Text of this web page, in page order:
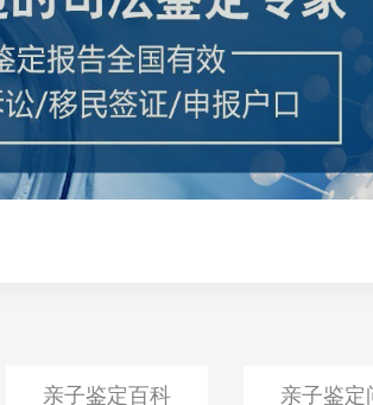
亲子鉴定百科 亲子鉴定